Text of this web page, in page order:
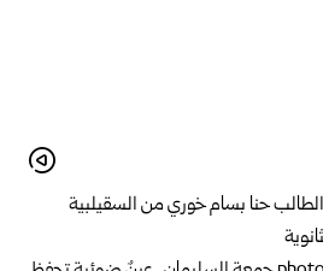
حنا بسام خوري من السقيلبية